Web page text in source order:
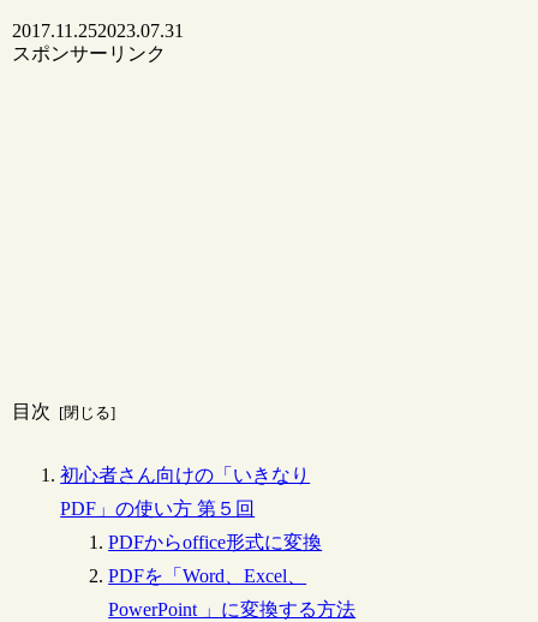
2017.11.252023.07.31
スポンサーリンク
目次
初心者さん向けの「いきなり
PDF」の使い方 第５回
PDFからoffice形式に変換
PDFを「Word、Excel、
PowerPoint 」に変換する方法